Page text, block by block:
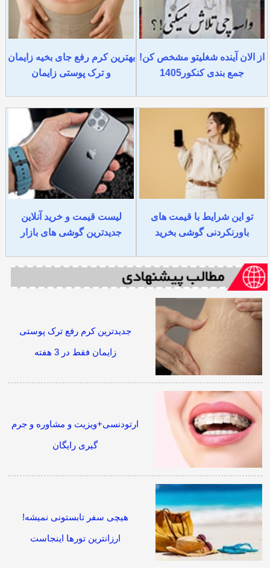
از الان آینده شغلیتو مشخص کن!
جمع بندی کنکور1405
بهترین کرم رفع جای بخیه زایمان
و ترک پوستی زایمان
تو این شرایط با قیمت های
باورنکردنی گوشی بخرید
لیست قیمت و خرید آنلاین
جدیدترین گوشی های بازار
جدیدترین کرم رفع ترک پوستی
زایمان فقط در 3 هفته
ارتودنسی+ویزیت و مشاوره و جرم
گیری رایگان
هیچی سفر تابستونی نمیشه!
ارزانترین تورها اینجاست